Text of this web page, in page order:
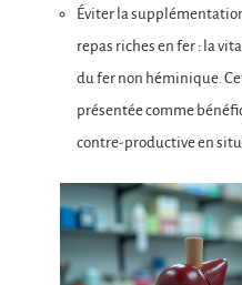
Éviter la
repas riches en fer : la
du fer non héminique.
présentée comme
contre-productive en